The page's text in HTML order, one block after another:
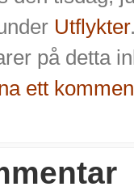
Utflykter
på detta
ett